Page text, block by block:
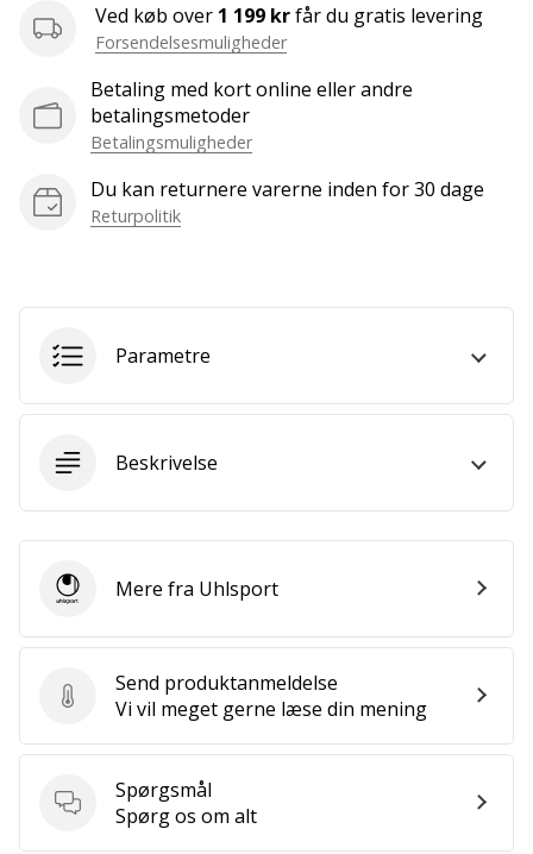
side
diskussionsforum?
Lad
dem
Bliv
en
artikler
Ved køb over 1 199 krfår du gratis levering
Forsendelsesmuligheder
Betaling med kort online eller andre
betalingsmetoder
Betalingsmuligheder
Du kan returnere varerne inden for 30 dage
Returpolitik
Parametre
Beskrivelse
Send produktanmeldelse
Send produktanmeldelse
Vi vil meget gerne læse din mening
Spørgsmål
Spørgsmål
Spørg os om alt
UhlsportMere fra Uhlsport